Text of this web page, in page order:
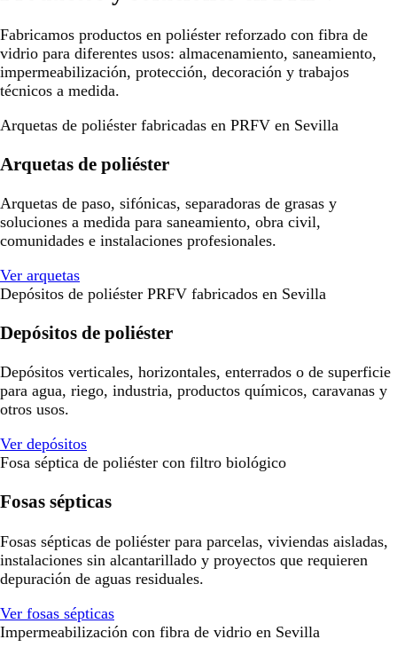
Fabricamos productos en poliéster reforzado con fibra de
vidrio para diferentes usos: almacenamiento, saneamiento,
impermeabilización, protección, decoración y trabajos
técnicos a medida.
Arquetas de poliéster fabricadas en PRFV en Sevilla
Arquetas de poliéster
Arquetas de paso, sifónicas, separadoras de grasas y
soluciones a medida para saneamiento, obra civil,
comunidades e instalaciones profesionales.
Ver arquetas
Depósitos de poliéster PRFV fabricados en Sevilla
Depósitos de poliéster
Depósitos verticales, horizontales, enterrados o de superficie
para agua, riego, industria, productos químicos, caravanas y
otros usos.
Ver depósitos
Fosa séptica de poliéster con filtro biológico
Fosas sépticas
Fosas sépticas de poliéster para parcelas, viviendas aisladas,
instalaciones sin alcantarillado y proyectos que requieren
depuración de aguas residuales.
Ver fosas sépticas
Impermeabilización con fibra de vidrio en Sevilla